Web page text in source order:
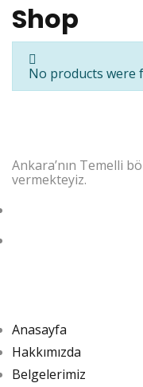
Shop
No products were
Ankara’nın Temelli
vermekteyiz.
Anasayfa
Hakkımızda
Belgelerimiz